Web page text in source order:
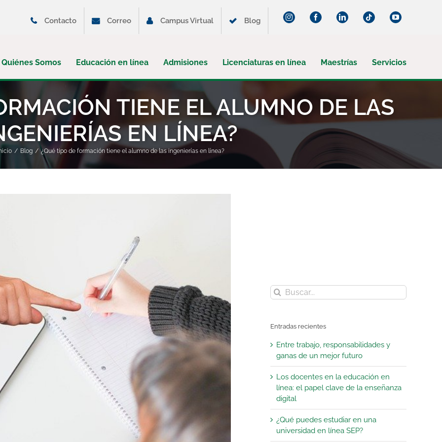
Contacto Correo Campus Virtual Blog Instagram FacebookLinkedIn Tiktok YouTube
Quiénes Somos Educación en línea Admisiones Licenciaturas en línea Maestrías Servicios
TIENE EL ALUMNO DE LAS
EN LÍNEA?
Blog ¿Qué tipo de formación tiene el alumno de las ingenierías en línea?
Buscar:
Entradas recientes
Entre trabajo, responsabilidades y
ganas de un mejor futuro
Los docentes en la educación en
línea: el papel clave de la enseñanza
digital
¿Qué puedes estudiar en una
universidad en línea SEP?